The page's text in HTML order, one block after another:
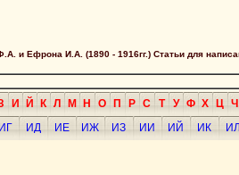
и Ефрона И.А. (1890 - 1916гг.) Статьи для
И Й К Л М Н О П Р С Т У Ф Х Ц Ч
ИГ ИД ИЕ ИЖ ИЗ ИИ ИЙ ИК